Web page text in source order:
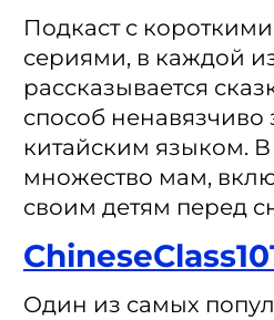
Подкаст с
сериями, в каждой
рассказывается
способ ненавязчиво
китайским языком.
множество мам,
своим детям перед
Один из самых